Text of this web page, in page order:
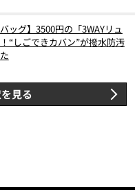
ッグ】3500円の「3WAYリュ
“しごできカバン”が撥水防汚
見る